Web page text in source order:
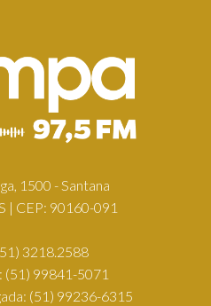
1500 - Santana
| CEP: 90160-091
3218.2588
(51) 99841-5071
(51) 99236-6315